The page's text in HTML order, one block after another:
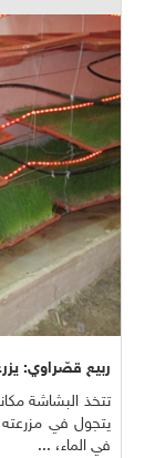
ربيع قصّراوي:
تتخذ البشاشة
يتجول في مزرعته
في الماء، ...